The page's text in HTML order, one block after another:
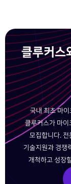
클루커스
국내 최초 마
클루커스가 마이
모집합니다. 전
기술지원과 경쟁
개척하고 성장